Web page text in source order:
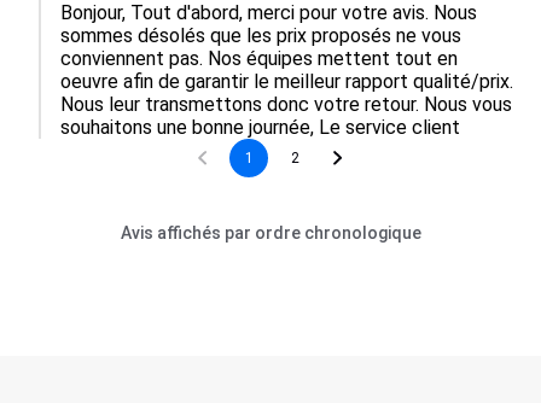
Bonjour, Tout d'abord, merci pour votre avis. Nous
sommes désolés que les prix proposés ne vous
conviennent pas. Nos équipes mettent tout en
oeuvre afin de garantir le meilleur rapport qualité/prix.
Nous leur transmettons donc votre retour. Nous vous
souhaitons une bonne journée, Le service client
1 2
Avis affichés par ordre chronologique